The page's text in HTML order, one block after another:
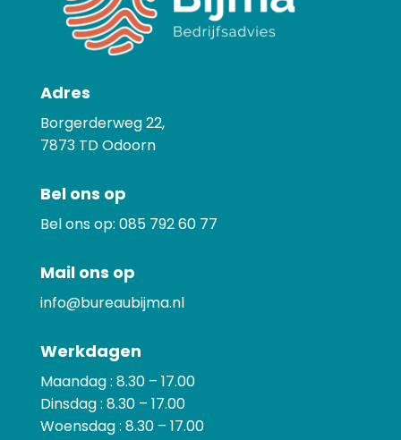
Adres
Borgerderweg 22,
7873 TD Odoorn
Bel ons op
Bel ons op: 085 792 60 77
Mail ons op
info@bureaubijma.nl
Werkdagen
Maandag : 8.30 – 17.00
Dinsdag : 8.30 – 17.00
Woensdag : 8.30 – 17.00